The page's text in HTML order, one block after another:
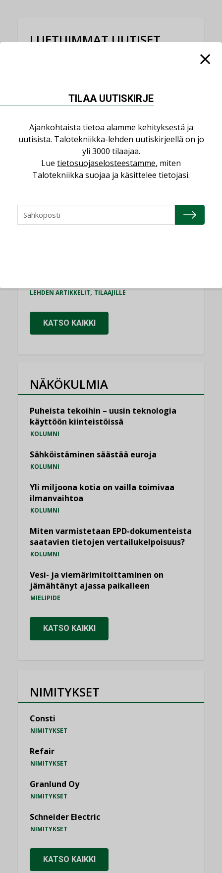
LUETUIMMAT UUTISET
LEHDEN ARTIKKELIT
”Asiakkaat hakevat kumppaneita, jotka
yhdistävät useita teknisiä osaamisalueita
saman katon alle”
AJANKOHTAISTA
Kolumni: Ilmastonmuutos muuttaa
KOLUMNI,LEHDEN ARTIKKELIT,TILAAJILLE
Bravida sai LVI-urakoita koulujen
LEHDEN ARTIKKELIT,TILAAJILLE
KATSO KAIKKI
NÄKÖKULMIA
Puheista tekoihin – uusin teknologia
käyttöön kiinteistöissä
KOLUMNI
Sähköistäminen säästää euroja
KOLUMNI
Yli miljoona kotia on vailla toimivaa
ilmanvaihtoa
KOLUMNI
Miten varmistetaan EPD-dokumenteista
saatavien tietojen vertailukelpoisuus?
KOLUMNI
Vesi- ja viemärimitoittaminen on
jämähtänyt ajassa paikalleen
MIELIPIDE
KATSO KAIKKI
NIMITYKSET
Consti
NIMITYKSET
Refair
NIMITYKSET
Granlund Oy
NIMITYKSET
Schneider Electric
NIMITYKSET
KATSO KAIKKI
TILAA UUTISKIRJE
Ajankohtaista tietoa alamme kehityksestä ja
uutisista. Talotekniikka-lehden uutiskirjeellä on jo
yli 3000 tilaajaa.
Lue tietosuojaselosteestamme, miten
Talotekniikka suojaa ja käsittelee tietojasi.